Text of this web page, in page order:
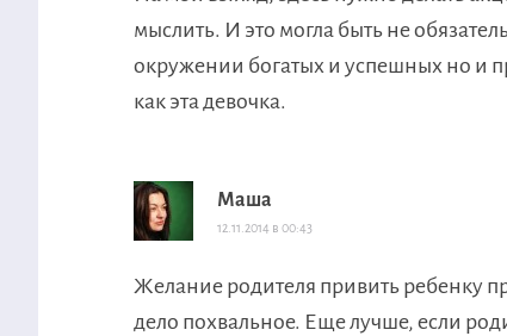
мыслить. И это могла быть не
окружении богатых и успешных но и
как эта девочка.
Маша
12.11.2014 в 00:43
Желание родителя привить ребенку
дело похвальное. Еще лучше, если